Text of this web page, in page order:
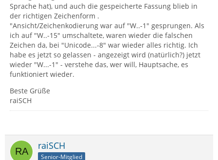
Sprache hat), und auch die gespeicherte Fassung blieb in
der richtigen Zeichenform .
"Ansicht/Zeichenkodierung war auf "W..-1" gesprungen. Als
ich auf "W..-15" umschaltete, waren wieder die falschen
Zeichen da, bei "Unicode...-8" war wieder alles richtig. Ich
habe es jetzt so gelassen - angezeigt wird (natürlich?) jetzt
wieder "W...-1" - verstehe das, wer will, Hauptsache, es
funktioniert wieder.
Beste Grüße
raiSCH
raiSCH
Senior-Mitglied